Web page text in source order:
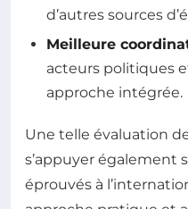
d’autres sources
Meilleure
acteurs politiques
approche intégrée.
Une telle évaluation
s’appuyer également
éprouvés à